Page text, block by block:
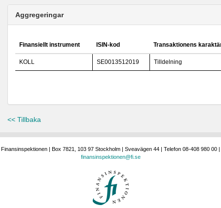
Aggregeringar
Finansiellt instrument ISIN-kod Transaktionens
KOLL SE0013512019 Tilldelning
<< Tillbaka
Finansinspektionen | Box 7821, 103 97 Stockholm | Sveavägen 44 | Telefon 08-408 980 00 |
finansinspektionen@fi.se